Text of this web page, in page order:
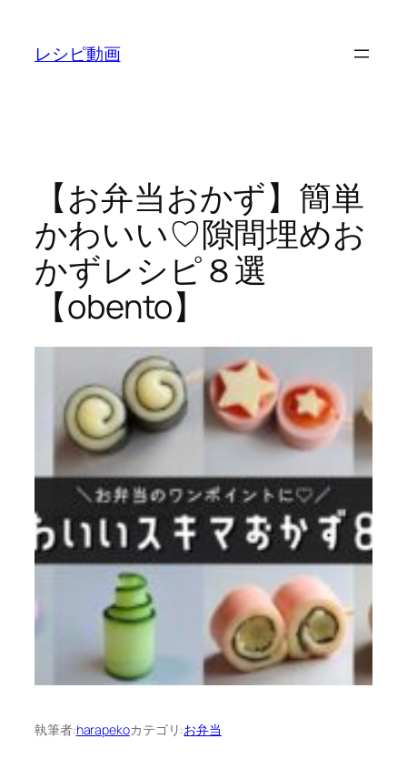
レシピ動画
【お弁当おかず】簡単
かわいい♡隙間埋めお
かずレシピ８選
【obento】
執筆者:harapekoカテゴリ:お弁当